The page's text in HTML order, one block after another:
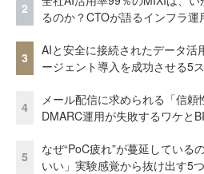
2
るのか？CTOが語るインフラ運
3
AIと安全に接続されたデータ
ージェント導入を成功させる5
4
メール配信に求められる「信
DMARC運用が失敗するワケと
5
なぜ“PoC疲れ”が蔓延してい
いい」実験感覚から抜け出す5